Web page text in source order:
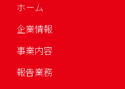
ホーム
企業情報
事業内容
報告業務